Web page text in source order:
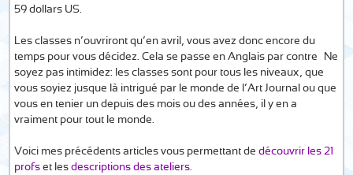
59 dollars US.
Les classes n’ouvriront qu’en avril, vous avez donc encore du
temps pour vous décidez. Cela se passe en Anglais par contre… Ne
soyez pas intimidez: les classes sont pour tous les niveaux, que
vous soyiez jusque là intrigué par le monde de l’Art Journal ou que
vous en tenier un depuis des mois ou des années, il y en a
vraiment pour tout le monde.
Voici mes précédents articles vous permettant dedécouvrir les 21
profs et lesdescriptions des ateliers.